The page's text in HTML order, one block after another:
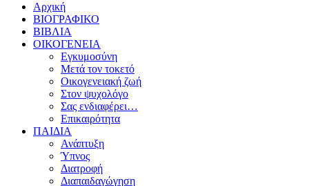
Αρχική
ΒΙΟΓΡΑΦΙΚΟ
ΒΙΒΛΙΑ
ΟΙΚΟΓΕΝΕΙΑ
Εγκυμοσύνη
Μετά τον τοκετό
Οικογενειακή ζωή
Στον ψυχολόγο
Σας ενδιαφέρει…
Επικαιρότητα
ΠΑΙΔΙΑ
Ανάπτυξη
Ύπνος
Διατροφή
Διαπαιδαγώγηση